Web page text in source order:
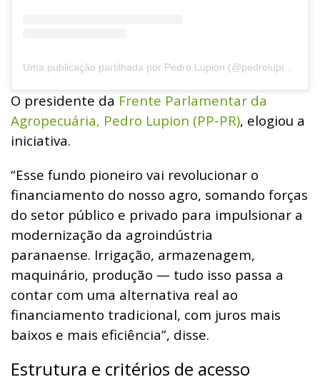
O presidente da Frente Parlamentar da
Agropecuária, Pedro Lupion (PP-PR), elogiou a
iniciativa.
“Esse fundo pioneiro vai revolucionar o
financiamento do nosso agro, somando forças
do setor público e privado para impulsionar a
modernização da agroindústria
paranaense. Irrigação, armazenagem,
maquinário, produção — tudo isso passa a
contar com uma alternativa real ao
financiamento tradicional, com juros mais
baixos e mais eficiência”, disse.
Estrutura e critérios de acesso